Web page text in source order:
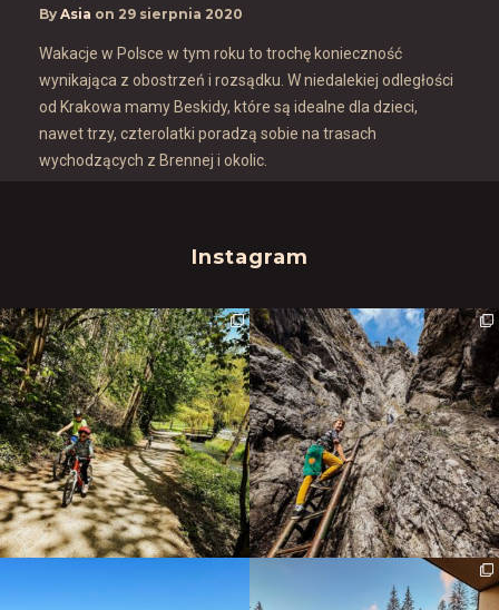
By Asia on 29 sierpnia 2020
Wakacje w Polsce w tym roku to trochę konieczność
wynikająca z obostrzeń i rozsądku. W niedalekiej odległości
od Krakowa mamy Beskidy, które są idealne dla dzieci,
nawet trzy, czterolatki poradzą sobie na trasach
wychodzących z Brennej i okolic.
Instagram